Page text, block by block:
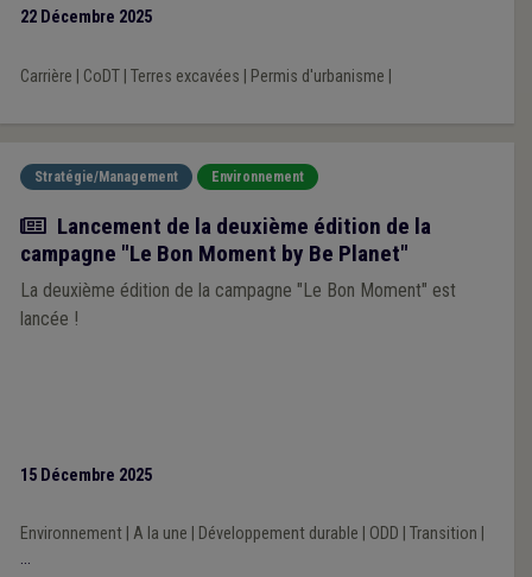
22 Décembre 2025
Carrière CoDT| Terres excavées Permis d'urbanisme
Stratégie/Management Environnement
Actualité
Lancement de la deuxième édition de la
campagne "Le Bon Moment by Be Planet"
La deuxième édition de la campagne "Le Bon Moment" est
lancée !
15 Décembre 2025
Environnement| A la une Développement durable ODD Transition
...